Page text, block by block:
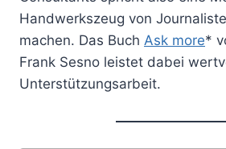
Handwerkszeug von
machen. Das Buch Ask more*
Frank Sesno leistet dabei
Unterstützungsarbeit.